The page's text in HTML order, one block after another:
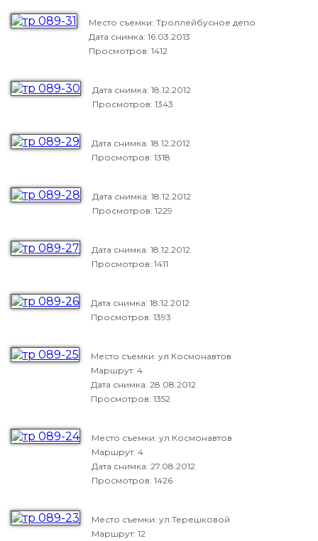
Место съемки: Троллейбусное депо
Дата снимка: 16.03.2013
Просмотров: 1412
Дата снимка: 18.12.2012
Просмотров: 1343
Дата снимка: 18.12.2012
Просмотров: 1318
Дата снимка: 18.12.2012
Просмотров: 1229
Дата снимка: 18.12.2012
Просмотров: 1411
Дата снимка: 18.12.2012
Просмотров: 1393
Место съемки: ул.Космонавтов
Маршрут: 4
Дата снимка: 28.08.2012
Просмотров: 1352
Место съемки: ул.Космонавтов
Маршрут: 4
Дата снимка: 27.08.2012
Просмотров: 1426
Место съемки: ул.Терешковой
Маршрут: 12